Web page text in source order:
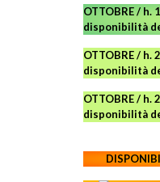
OTTOBRE / h.
disponibilità
OTTOBRE / h.
disponibilità
OTTOBRE / h.
disponibilità